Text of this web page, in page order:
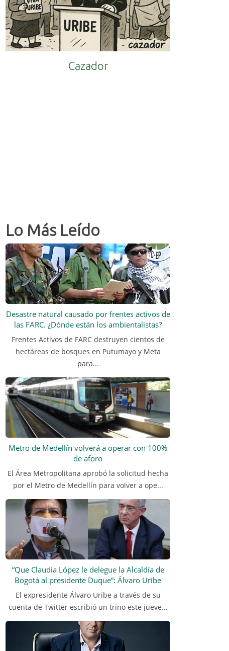
Cazador
Lo Más Leído
Desastre natural causado por frentes activos de
las FARC. ¿Dónde están los ambientalistas?
Frentes Activos de FARC destruyen cientos de
hectáreas de bosques en Putumayo y Meta
para...
Metro de Medellín volverá a operar con 100%
de aforo
El Área Metropolitana aprobó la solicitud hecha
por el Metro de Medellín para volver a ope...
“Que Claudia López le delegue la Alcaldía de
Bogotá al presidente Duque”: Álvaro Uribe
El expresidente Álvaro Uribe a través de su
cuenta de Twitter escribió un trino este jueve...